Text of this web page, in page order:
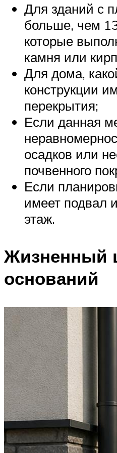
Для зданий с
больше, чем
которые
камня или
Для дома,
конструкции
перекрытия;
Если данная
осадков или
почвенного
Если
имеет подвал
этаж.
Жизненный
оснований